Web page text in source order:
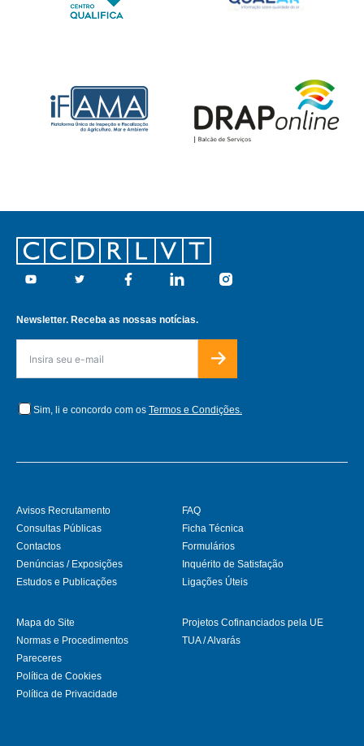
Footer
Youtube Twitter Facebook Linkedin Instagram
Newsletter. Receba as nossas notícias.
Sim, li e concordo com os Termos e Condições.
Avisos Recrutamento
Consultas Públicas
Contactos
Denúncias / Exposições
Estudos e Publicações
FAQ
Ficha Técnica
Formulários
Inquérito de Satisfação
Ligações Úteis
Mapa do Site
Normas e Procedimentos
Pareceres
Política de Cookies
Política de Privacidade
Projetos Cofinanciados pela UE
TUA / Alvarás